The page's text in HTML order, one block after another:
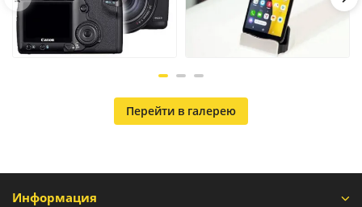
Перейти в галерею
Информация